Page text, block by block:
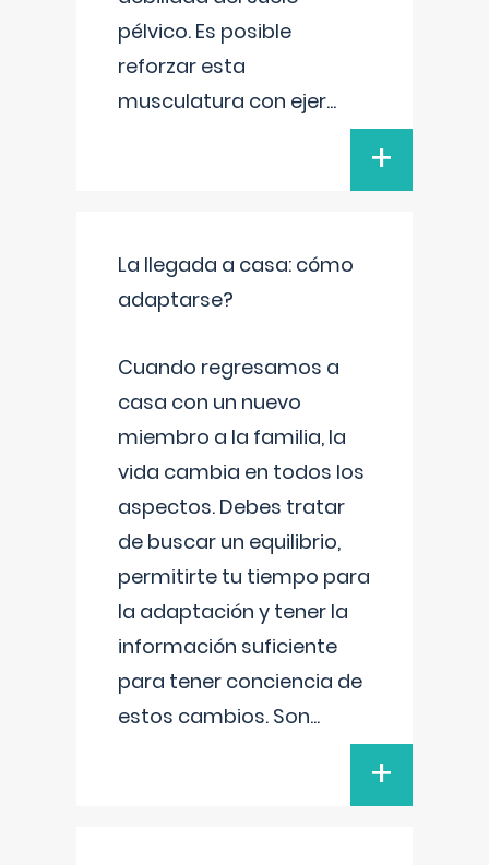
pélvico. Es posible
reforzar esta
musculatura con ejer...
+
La llegada a casa: cómo
adaptarse?
Cuando regresamos a
casa con un nuevo
miembro a la familia, la
vida cambia en todos los
aspectos. Debes tratar
de buscar un equilibrio,
permitirte tu tiempo para
la adaptación y tener la
información suficiente
para tener conciencia de
estos cambios. Son...
+